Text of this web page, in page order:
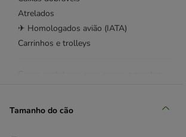
Atrelados
✈ Homologados avião (IATA)
Carrinhos e trolleys
Rampas para cães e escadas
Tamanho do cão